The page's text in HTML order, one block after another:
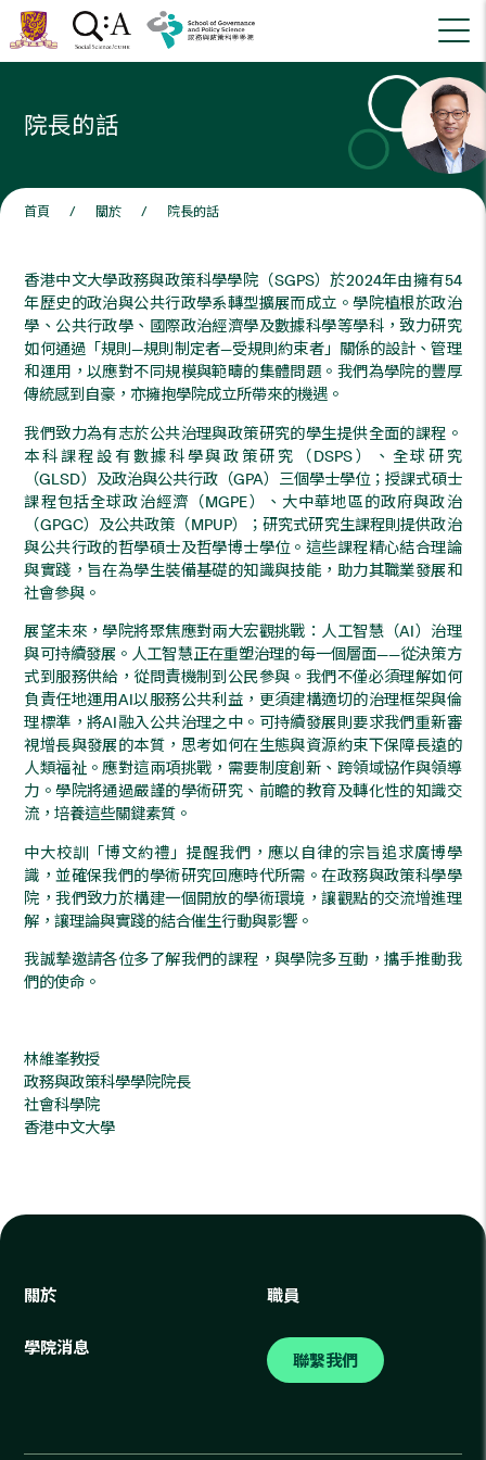
院長的話
首頁 / 關於 / 院長的話
香港中文大學政務與政策科學學院（SGPS）於2024年由擁有54
年歷史的政治與公共行政學系轉型擴展而成立。學院植根於政治
學、公共行政學、國際政治經濟學及數據科學等學科，致力研究
如何通過「規則—規則制定者—受規則約束者」關係的設計、管理
和運用，以應對不同規模與範疇的集體問題。我們為學院的豐厚
傳統感到自豪，亦擁抱學院成立所帶來的機遇。
我們致力為有志於公共治理與政策研究的學生提供全面的課程。
本科課程設有數據科學與政策研究（DSPS）、全球研究
（GLSD）及政治與公共行政（GPA）三個學士學位；授課式碩士
課程包括全球政治經濟（MGPE）、大中華地區的政府與政治
（GPGC）及公共政策（MPUP）；研究式研究生課程則提供政治
與公共行政的哲學碩士及哲學博士學位。這些課程精心結合理論
與實踐，旨在為學生裝備基礎的知識與技能，助力其職業發展和
社會參與。
展望未來，學院將聚焦應對兩大宏觀挑戰：人工智慧（AI）治理
與可持續發展。人工智慧正在重塑治理的每一個層面——從決策方
式到服務供給，從問責機制到公民參與。我們不僅必須理解如何
負責任地運用AI以服務公共利益，更須建構適切的治理框架與倫
理標準，將AI融入公共治理之中。可持續發展則要求我們重新審
視增長與發展的本質，思考如何在生態與資源約束下保障長遠的
人類福祉。應對這兩項挑戰，需要制度創新、跨領域協作與領導
力。學院將通過嚴謹的學術研究、前瞻的教育及轉化性的知識交
流，培養這些關鍵素質。
中大校訓「博文約禮」提醒我們，應以自律的宗旨追求廣博學
識，並確保我們的學術研究回應時代所需。在政務與政策科學學
院，我們致力於構建一個開放的學術環境，讓觀點的交流增進理
解，讓理論與實踐的結合催生行動與影響。
我誠摯邀請各位多了解我們的課程，與學院多互動，攜手推動我
們的使命。
林維峯教授
政務與政策科學學院院長
社會科學院
香港中文大學
關於 職員
學院消息
聯繫我們